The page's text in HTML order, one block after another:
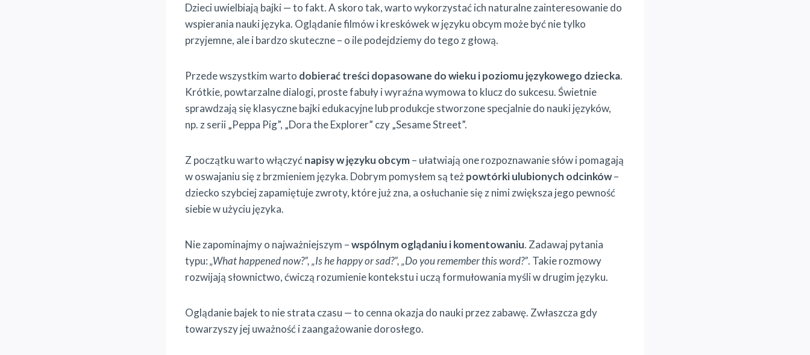
Dzieci uwielbiają bajki — to fakt. A skoro tak, warto wykorzystać ich naturalne zainteresowanie do
wspierania nauki języka. Oglądanie filmów i kreskówek w języku obcym może być nie tylko
przyjemne, ale i bardzo skuteczne – o ile podejdziemy do tego z głową.
Przede wszystkim warto dobierać treści dopasowane do wieku i poziomu językowego dziecka.
Krótkie, powtarzalne dialogi, proste fabuły i wyraźna wymowa to klucz do sukcesu. Świetnie
sprawdzają się klasyczne bajki edukacyjne lub produkcje stworzone specjalnie do nauki języków,
np. z serii „Peppa Pig”, „Dora the Explorer” czy „Sesame Street”.
Z początku warto włączyćnapisy w języku obcym– ułatwiają one rozpoznawanie słów i pomagają
w oswajaniu się z brzmieniem języka. Dobrym pomysłem są teżpowtórki ulubionych odcinków–
dziecko szybciej zapamiętuje zwroty, które już zna, a osłuchanie się z nimi zwiększa jego pewność
siebie w użyciu języka.
Nie zapominajmy o najważniejszym –wspólnym oglądaniu i komentowaniu. Zadawaj pytania
typu:„What happened now?”, „Is he happy or sad?”, „Do you remember this word?”. Takie rozmowy
rozwijają słownictwo, ćwiczą rozumienie kontekstu i uczą formułowania myśli w drugim języku.
Oglądanie bajek to nie strata czasu — to cenna okazja do nauki przez zabawę. Zwłaszcza gdy
towarzyszy jej uważność i zaangażowanie dorosłego.